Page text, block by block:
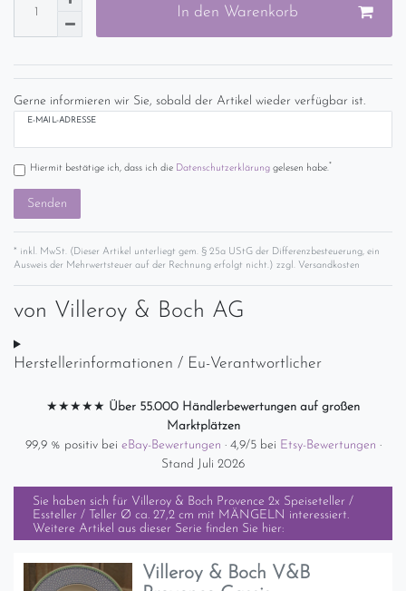
In den Warenkorb
Gerne informieren wir Sie, sobald der Artikel wieder verfügbar ist.
E-MAIL-ADRESSE
Hiermit bestätige ich, dass ich die Daten­schutz­erklärunggelesen habe.*
Senden
* inkl. MwSt. (Dieser Artikel unterliegt gem. § 25a UStG der Differenzbesteuerung, ein
Ausweis der Mehrwertsteuer auf der Rechnung erfolgt nicht.) zzgl. Versandkosten
von Villeroy & Boch AG
Herstellerinformationen / Eu-Verantwortlicher
★★★★★ Über 55.000 Händlerbewertungen auf großen
Marktplätzen
99,9 % positiv bei eBay-Bewertungen · 4,9/5 bei Etsy-Bewertungen ·
Stand Juli 2026
Sie haben sich für Villeroy & Boch Provence 2x Speiseteller /
Essteller / Teller Ø ca. 27,2 cm mit MÄNGELN interessiert.
Weitere Artikel aus dieser Serie finden Sie hier:
Villeroy & Boch V&B